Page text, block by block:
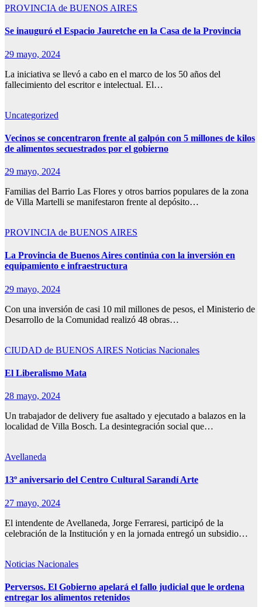
PROVINCIA de BUENOS AIRES
Se inauguró el Espacio Jauretche en la Casa de la Provincia
29 mayo, 2024
La iniciativa se llevó a cabo en el marco de los 50 años del
fallecimiento del escritor e intelectual. El…
Uncategorized
Vecinos se concentraron frente al galpón con 5 millones de kilos
de alimentos secuestrados por el gobierno
29 mayo, 2024
Familias del Barrio Las Flores y otros barrios populares de la zona
de Villa Martelli se manifestaron frente al depósito…
PROVINCIA de BUENOS AIRES
La Provincia de Buenos Aires continúa con la inversión en
equipamiento e infraestructura
29 mayo, 2024
Con una inversión de casi 10 mil millones de pesos, el Ministerio de
Desarrollo de la Comunidad realizó 48 obras…
CIUDAD de BUENOS AIRES Noticias Nacionales
El Liberalismo Mata
28 mayo, 2024
Un trabajador de delivery fue asaltado y ejecutado a balazos en la
localidad de Villa Bosch. La desintegración social que…
Avellaneda
13º aniversario del Centro Cultural Sarandí Arte
27 mayo, 2024
El intendente de Avellaneda, Jorge Ferraresi, participó de la
celebración de la Institución y en la jornada entregó un subsidio…
Noticias Nacionales
Perversos. El Gobierno apelará el fallo judicial que le ordena
entregar los alimentos retenidos